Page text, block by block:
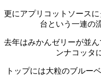
更にアプリコットソース
台という一連の
去年はみかんゼリーが並
ンナコッタ
トップには大粒のブルー